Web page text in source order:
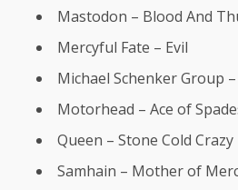
Mastodon – Blood And
Mercyful Fate – Evil
Michael Schenker Group
Motorhead – Ace of
Queen – Stone Cold Crazy
Samhain – Mother of